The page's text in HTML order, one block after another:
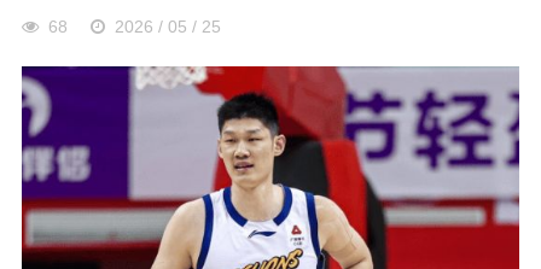
68 2026 / 05 / 25